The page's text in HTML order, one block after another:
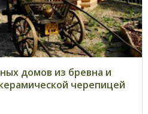
домов из бревна и
черепицей